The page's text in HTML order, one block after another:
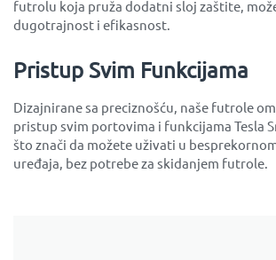
futrolu koja pruža dodatni sloj zaštite,
dugotrajnost i efikasnost.
Pristup Svim Funkcijama
Dizajnirane sa preciznošću, naše futrole
pristup svim portovima i funkcijama Tesla
što znači da možete uživati u
uređaja, bez potrebe za skidanjem futrole.